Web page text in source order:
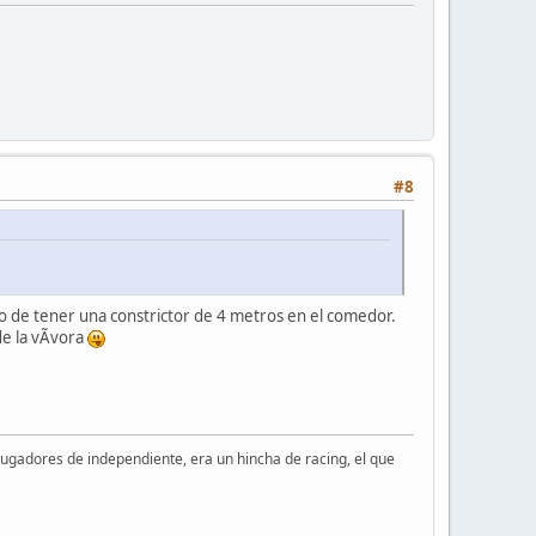
#8
de tener una constrictor de 4 metros en el comedor.
la vÃ­vora
de independiente, era un hincha de racing, el que